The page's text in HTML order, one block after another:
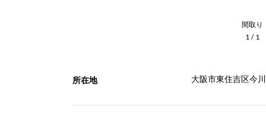
間取り
1/1
所在地 大阪市東住吉区今